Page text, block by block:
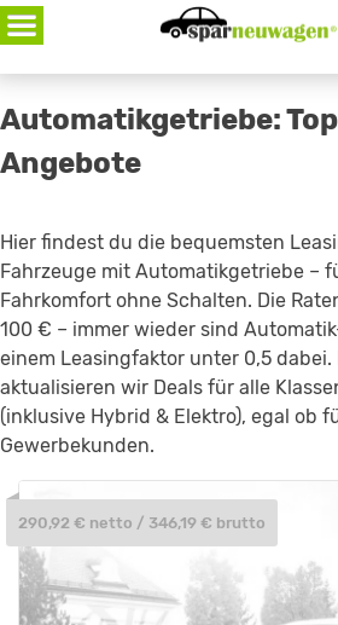
Skip
to
content
Automatikgetriebe:
Angebote
Hier findest du die bequemsten
Fahrzeuge mit Automatikgetriebe –
Fahrkomfort ohne Schalten. Die
100 € – immer wieder sind
einem Leasingfaktor unter 0,5 dabei.
aktualisieren wir Deals für alle
(inklusive Hybrid & Elektro), egal ob
Gewerbekunden.
290,92 € netto / 346,19 € brutto